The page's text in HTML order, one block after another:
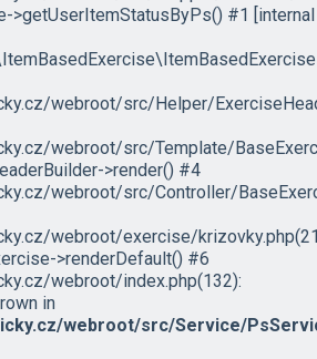
>getUserItemStatusByPs() #1 [internal
webroot/src/Helper/
webroot/src/Template/
>render() #4
webroot/src/Controller/
webroot/exercise/
>renderDefault() #6
webroot/index.php(132):
in
webroot/src/Service/